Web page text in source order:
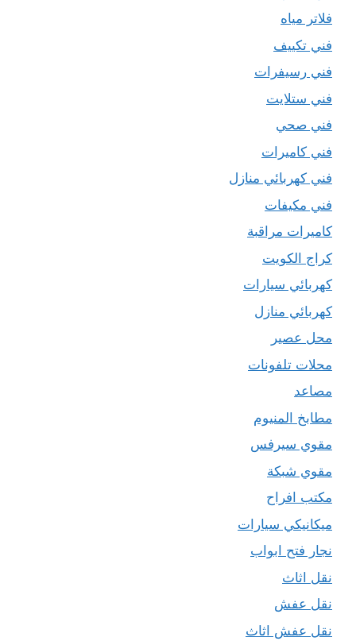
فلاتر مياه
فني تكييف
فني رسيفرات
فني ستلايت
فني صحي
فني كاميرات
فني كهربائي منازل
فني مكيفات
كاميرات مراقبة
كراج الكويت
كهربائي سيارات
كهربائي منازل
محل عصير
محلات تلفونات
مصاعد
مطابخ المنيوم
مقوي سيرفس
مقوي شبكة
مكتب افراح
ميكانيكي سيارات
نجار فتح ابواب
نقل اثاث
نقل عفش
نقل عفش اثاث